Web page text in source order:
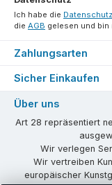
Ich habe die
die AGB gelesen und
Zahlungsarten
Sicher Einkaufen
Über uns
Art 28 repräsentiert
Wir verlegen
Wir vertreiben
europäischer